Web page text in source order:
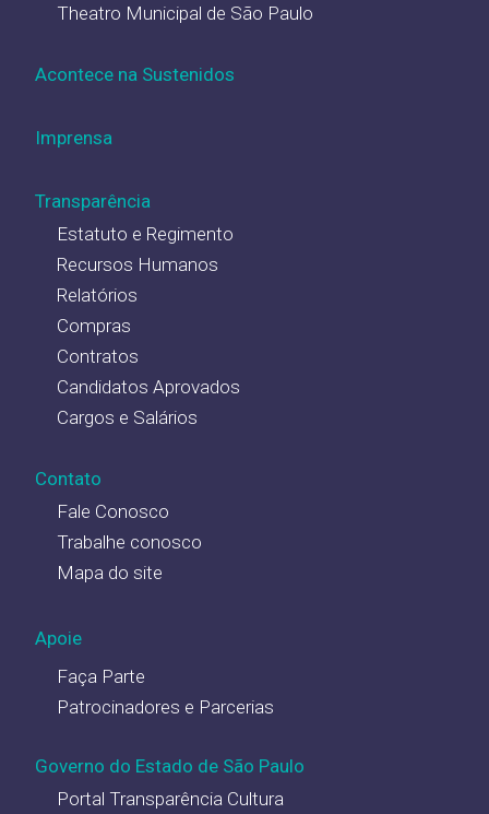
Theatro Municipal de São Paulo
Acontece na Sustenidos
Imprensa
Transparência
Estatuto e Regimento
Recursos Humanos
Relatórios
Compras
Contratos
Candidatos Aprovados
Cargos e Salários
Contato
Fale Conosco
Trabalhe conosco
Mapa do site
Apoie
Faça Parte
Patrocinadores e Parcerias
Governo do Estado de São Paulo
Portal Transparência Cultura